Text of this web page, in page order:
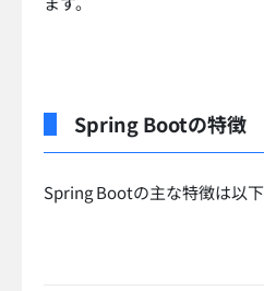
Spring Bootの特徴
Spring Bootの主な特徴は以下